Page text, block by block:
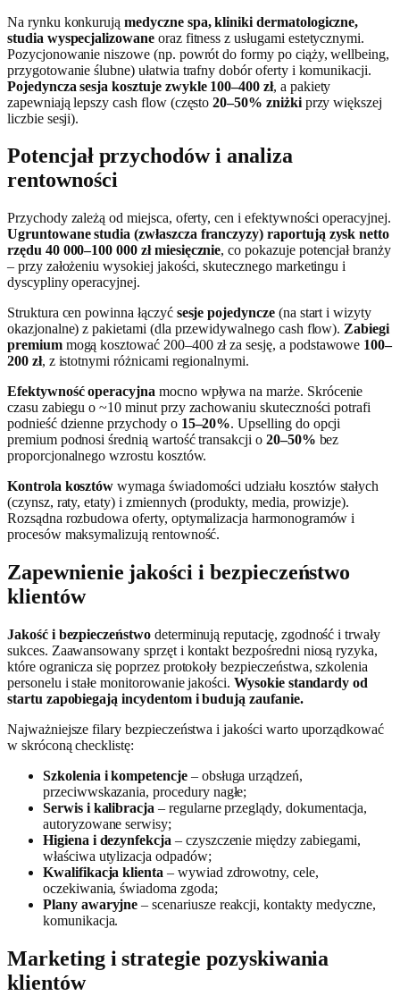
Na rynku konkurująmedyczne spa, kliniki dermatologiczne,
studia wyspecjalizowaneoraz fitness z usługami estetycznymi.
Pozycjonowanie niszowe (np. powrót do formy po ciąży, wellbeing,
przygotowanie ślubne) ułatwia trafny dobór oferty i komunikacji.
Pojedyncza sesja kosztuje zwykle 100–400 zł, a pakiety
zapewniają lepszy cash flow (często20–50% zniżkiprzy większej
liczbie sesji).
Potencjał przychodów i analiza
rentowności
Przychody zależą od miejsca, oferty, cen i efektywności operacyjnej.
Ugruntowane studia (zwłaszcza franczyzy) raportują zysk netto
rzędu 40 000–100 000 zł miesięcznie, co pokazuje potencjał branży
– przy założeniu wysokiej jakości, skutecznego marketingu i
dyscypliny operacyjnej.
Struktura cen powinna łączyć sesje pojedyncze(na start i wizyty
okazjonalne) z pakietami (dla przewidywalnego cash flow). Zabiegi
premiummogą kosztować 200–400 zł za sesję, a podstawowe 100–
200 zł, z istotnymi różnicami regionalnymi.
Efektywność operacyjna mocno wpływa na marże. Skrócenie
czasu zabiegu o ~10 minut przy zachowaniu skuteczności potrafi
podnieść dzienne przychody o 15–20%. Upselling do opcji
premium podnosi średnią wartość transakcji o 20–50% bez
proporcjonalnego wzrostu kosztów.
Kontrola kosztów wymaga świadomości udziału kosztów stałych
(czynsz, raty, etaty) i zmiennych (produkty, media, prowizje).
Rozsądna rozbudowa oferty, optymalizacja harmonogramów i
procesów maksymalizują rentowność.
Zapewnienie jakości i bezpieczeństwo
klientów
Jakość i bezpieczeństwodeterminują reputację, zgodność i trwały
sukces. Zaawansowany sprzęt i kontakt bezpośredni niosą ryzyka,
które ogranicza się poprzez protokoły bezpieczeństwa, szkolenia
personelu i stałe monitorowanie jakości.Wysokie standardy od
startu zapobiegają incydentom i budują zaufanie.
Najważniejsze filary bezpieczeństwa i jakości warto uporządkować
w skróconą checklistę:
Szkolenia i kompetencje– obsługa urządzeń,
przeciwwskazania, procedury nagłe;
Serwis i kalibracja – regularne przeglądy, dokumentacja,
autoryzowane serwisy;
Higiena i dezynfekcja – czyszczenie między zabiegami,
właściwa utylizacja odpadów;
Kwalifikacja klienta – wywiad zdrowotny, cele,
oczekiwania, świadoma zgoda;
Plany awaryjne – scenariusze reakcji, kontakty medyczne,
komunikacja.
Marketing i strategie pozyskiwania
klientów